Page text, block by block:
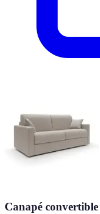
Canapé